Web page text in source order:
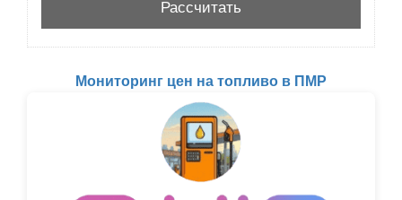
Мониторинг цен на топливо в ПМР